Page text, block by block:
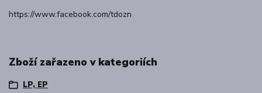
https://www.facebook.com/tdozn
Zboží zařazeno v kategoriích
LP, EP